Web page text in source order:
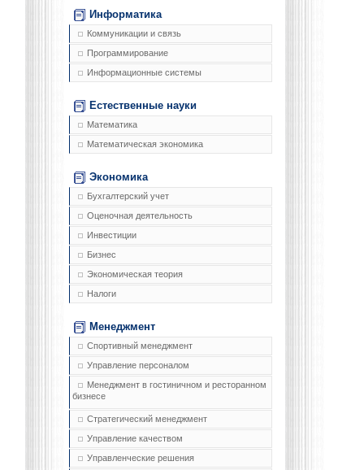
Информатика
Коммуникации и связь
Программирование
Информационные системы
Естественные науки
Математика
Математическая экономика
Экономика
Бухгалтерский учет
Оценочная деятельность
Инвестиции
Бизнес
Экономическая теория
Налоги
Менеджмент
Спортивный менеджмент
Управление персоналом
Менеджмент в гостиничном и ресторанном
бизнесе
Стратегический менеджмент
Управление качеством
Управленческие решения